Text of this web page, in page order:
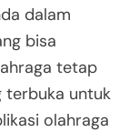
dalam
bisa
tetap
terbuka untuk
olahraga